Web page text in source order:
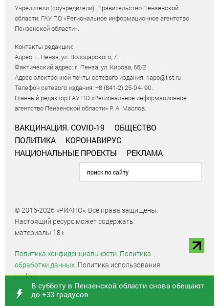
Учредители (соучредители): Правительство Пензенской
области; ГАУ ПО «Региональное информационное агентство
Пензенской области».
Контакты редакции:
Адрес: г. Пенза, ул. Володарского, 7.
Фактический адрес: г. Пенза, ул. Кирова, 65/2.
Адрес электронной почты сетевого издания: riapo@list.ru
Телефон сетевого издания: +8 (841-2) 25-04- 90.
Главный редактор ГАУ ПО «Региональное информационное
агентство Пензенской области» Р. А. Маслов.
ВАКЦИНАЦИЯ. COVID-19
ОБЩЕСТВО
ПОЛИТИКА
КОРОНАВИРУС
НАЦИОНАЛЬНЫЕ ПРОЕКТЫ
РЕКЛАМА
© 2016-2026 «РИАПО». Все права защищены.
Настоящий ресурс может содержать
материалы 18+
Политика конфиденциальности. Политика
обработки данных. Политика использования
cookies
В субботу в Пензенской области снова обещают
до +33 градусов